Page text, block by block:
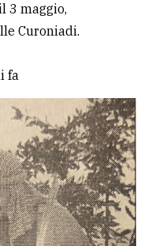
3 maggio,
Curoniadi.
fa